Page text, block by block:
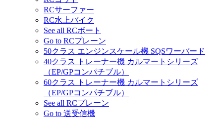
RCサーファー
RC水上バイク
See all RCボート
Go to RCプレーン
50クラス エンジンスケール機 SQSワーバード
40クラス トレーナー機 カルマートシリーズ
（EP/GPコンパチブル）
60クラス トレーナー機 カルマートシリーズ
（EP/GPコンパチブル）
See all RCプレーン
Go to 送受信機